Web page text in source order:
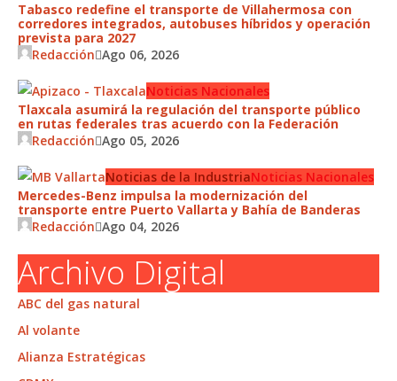
Tabasco redefine el transporte de Villahermosa con
corredores integrados, autobuses híbridos y operación
prevista para 2027
Redacción Ago 06, 2026
Noticias Nacionales
Tlaxcala asumirá la regulación del transporte público
en rutas federales tras acuerdo con la Federación
Redacción Ago 05, 2026
Noticias de la IndustriaNoticias Nacionales
Mercedes-Benz impulsa la modernización del
transporte entre Puerto Vallarta y Bahía de Banderas
Redacción Ago 04, 2026
Archivo Digital
ABC del gas natural
Al volante
Alianza Estratégicas